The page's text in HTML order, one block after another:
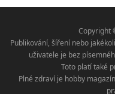
Copyright
Publikování, šíření nebo
uživatele je bez
Toto platí také
Plné zdraví je hobby